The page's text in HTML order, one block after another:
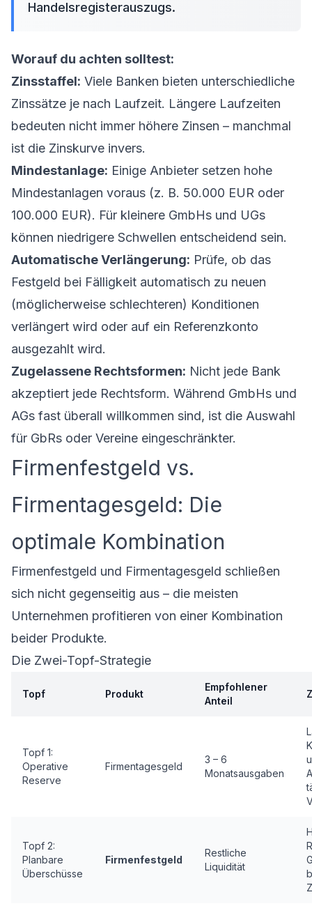
Handelsregisterauszugs.
Worauf du achten solltest:
Zinsstaffel: Viele Banken bieten unterschiedliche
Zinssätze je nach Laufzeit. Längere Laufzeiten
bedeuten nicht immer höhere Zinsen – manchmal
ist die Zinskurve invers.
Mindestanlage: Einige Anbieter setzen hohe
Mindestanlagen voraus (z. B. 50.000 EUR oder
100.000 EUR). Für kleinere GmbHs und UGs
können niedrigere Schwellen entscheidend sein.
Automatische Verlängerung: Prüfe, ob das
Festgeld bei Fälligkeit automatisch zu neuen
(möglicherweise schlechteren) Konditionen
verlängert wird oder auf ein Referenzkonto
ausgezahlt wird.
Zugelassene Rechtsformen: Nicht jede Bank
akzeptiert jede Rechtsform. Während GmbHs und
AGs fast überall willkommen sind, ist die Auswahl
für GbRs oder Vereine eingeschränkter.
Firmenfestgeld vs.
Firmentagesgeld: Die
optimale Kombination
Firmenfestgeld und Firmentagesgeld schließen
sich nicht gegenseitig aus – die meisten
Unternehmen profitieren von einer Kombination
beider Produkte.
Die Zwei-Topf-Strategie
Topf Produkt
Empfohlener
Anteil
Topf 1:
Operative
Reserve
Firmentagesgeld
3 – 6
Monatsausgaben
Topf 2:
Planbare
Überschüsse
Firmenfestgeld
Restliche
Liquidität